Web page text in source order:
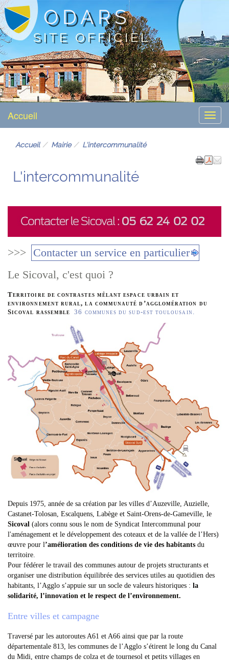
ODARS
SITE OFFICIEL
Menu
Accueil
Accueil Mairie L'intercommunalité
L'intercommunalité
>>> Contacter un service en particulier
Le Sicoval, c'est quoi ?
Territoire de contrastes mêlant espace urbain et
environnement rural, la communauté d’agglomération du
Sicoval rassemble
36 communes du sud-est toulousain.
Depuis 1975, année de sa création par les villes d’Auzeville, Auzielle,
Castanet-Tolosan, Escalquens, Labège et Saint-Orens-de-Gameville, le
Sicoval (alors connu sous le nom de Syndicat Intercommunal pour
l'aménagement et le développement des coteaux et de la vallée de l’Hers)
œuvre pour l’amélioration des conditions de vie des habitants du
territoire.
Pour fédérer le travail des communes autour de projets structurants et
organiser une distribution équilibrée des services utiles au quotidien des
habitants, l’Agglo s’appuie sur un socle de valeurs historiques : la
solidarité, l’innovation et le respect de l’environnement.
Entre villes et campagne
Traversé par les autoroutes A61 et A66 ainsi que par la route
départementale 813, les communes de l’Agglo s’étirent le long du Canal
du Midi, entre champs de colza et de tournesol et petits villages en